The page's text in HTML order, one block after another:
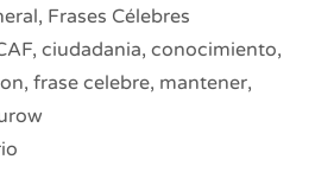
, Frases Célebres
, ciudadania, conocimiento,
, frase celebre, mantener,